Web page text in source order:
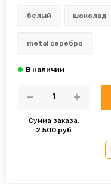
белый шоколад
metal серебро
Сумма заказа:
2 500 руб